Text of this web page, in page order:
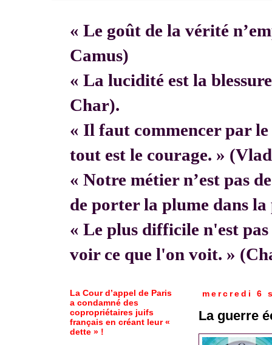
« Le goût de la vérité
Camus)
« La lucidité est la
Char).
« Il faut commencer par le
tout est le courage. »
« Notre métier n’est pas
de porter la plume dans
« Le plus difficile n'est
voir ce que l'on voit. »
mercredi 6
La guerre
La Cour d’appel de Paris
a condamné des
copropriétaires juifs
français en créant leur «
dette » !